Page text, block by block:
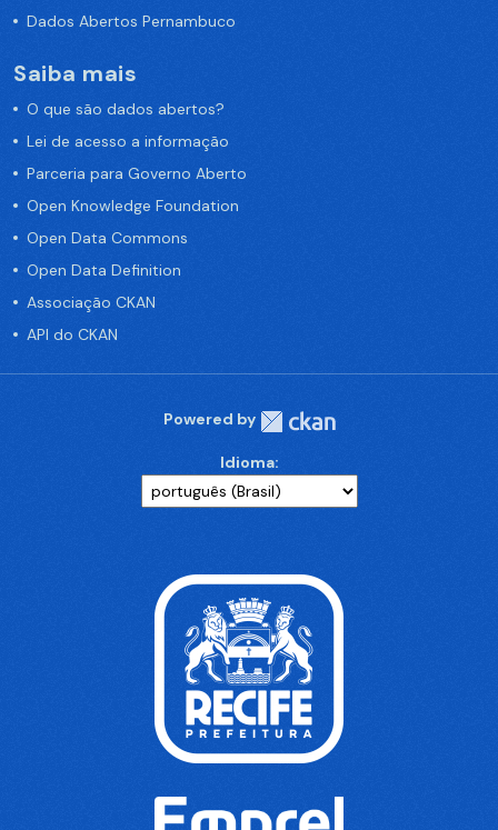
Dados Abertos Pernambuco
Saiba mais
O que são dados abertos?
Lei de acesso a informação
Parceria para Governo Aberto
Open Knowledge Foundation
Open Data Commons
Open Data Definition
Associação CKAN
API do CKAN
Powered by
Idioma